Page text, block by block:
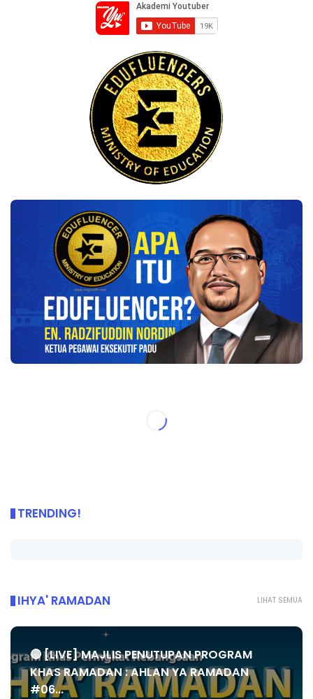
TRENDING!
LIHAT SEMUA
IHYA' RAMADAN
🔴 [LIVE] MAJLIS PENUTUPAN PROGRAM
KHAS RAMADAN : AHLAN YA RAMADAN
#06...